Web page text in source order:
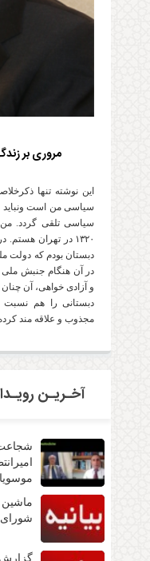
مروری بر
این نوشته تنها
سیاسی من است ونباید
سیاسی تلقی گردد.
دبستان بودم که دولت
در آن هنگام جنبش
و آزادی خواهی، آن چنان
دبستانی را هم
مجذوب و علاقه مند
آخـریـن
ماشین